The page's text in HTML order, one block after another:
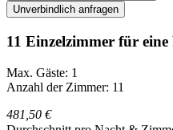
Unverbindlich anfragen
11 Einzelzimmer für eine
Max. Gäste: 1
Anzahl der Zimmer: 11
481,50 €